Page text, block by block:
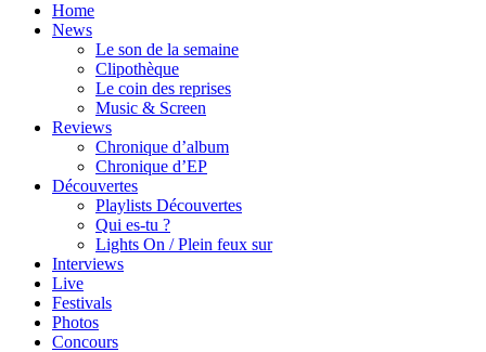
Home
News
Le son de la semaine
Clipothèque
Le coin des reprises
Music & Screen
Reviews
Chronique d’album
Chronique d’EP
Découvertes
Playlists Découvertes
Qui es-tu ?
Lights On / Plein feux sur
Interviews
Live
Festivals
Photos
Concours